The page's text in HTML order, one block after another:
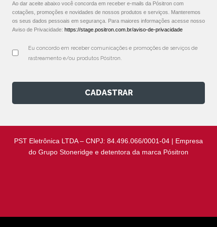
Ao dar aceite abaixo você concorda em receber e-mails da Pósitron com
cotações, promoções e novidades de nossos produtos e serviços. Manteremos
os seus dados pessoais em segurança. Para maiores informações acesse nosso
Aviso de Privacidade: https://stage.positron.com.br/aviso-de-privacidade
Eu concordo em receber comunicações e promoções de serviços de
rastreamento e/ou produtos Pósitron.
CADASTRAR
PST Eletrônica LTDA – CNPJ: 84.496.066/0001-04 | Empresa
do Grupo Stoneridge e detentora da marca Pósitron